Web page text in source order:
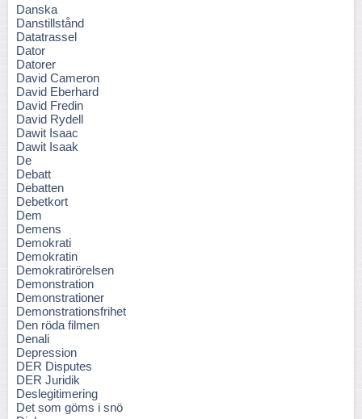
Danska
Danstillstånd
Datatrassel
Dator
Datorer
David Cameron
David Eberhard
David Fredin
David Rydell
Dawit Isaac
Dawit Isaak
De
Debatt
Debatten
Debetkort
Dem
Demens
Demokrati
Demokratin
Demokratirörelsen
Demonstration
Demonstrationer
Demonstrationsfrihet
Den röda filmen
Denali
Depression
DER Disputes
DER Juridik
Deslegitimering
Det som göms i snö